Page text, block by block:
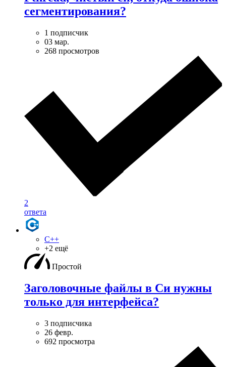
сегментирования?
1 подписчик
03 мар.
268 просмотров
2
ответа
C++
+2 ещё
Простой
Заголовочные файлы в Си нужны
только для интерфейса?
3 подписчика
26 февр.
692 просмотра